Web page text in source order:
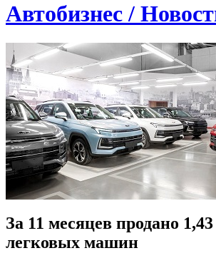
Автобизнес /
За 11 месяцев продано
легковых машин